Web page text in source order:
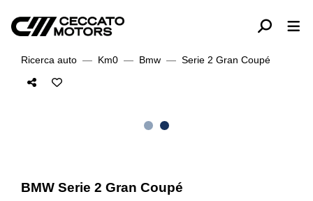
Ricerca auto Km0 Bmw Serie 2 Gran Coupé
BMW Serie 2 Gran Coupé